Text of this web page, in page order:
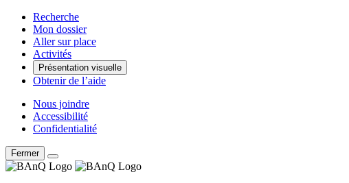
Recherche
Mon dossier
Aller sur place
Activités
Présentation visuelle
Obtenir de l’aide
Nous joindre
Accessibilité
Confidentialité
Fermer